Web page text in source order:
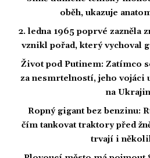
oběh, ukazuje
2. ledna 1965 poprvé zazněla
vznikl pořad, který vychoval
Život pod Putinem: Zatímco
za nesmrtelností, jeho
na
Ropný gigant bez benzinu:
čím tankovat traktory před
trvají i